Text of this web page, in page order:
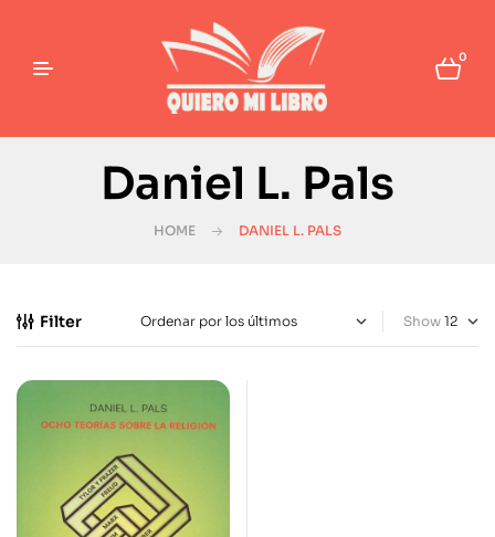
0
Daniel L. Pals
HOME DANIEL L. PALS
Filter Show